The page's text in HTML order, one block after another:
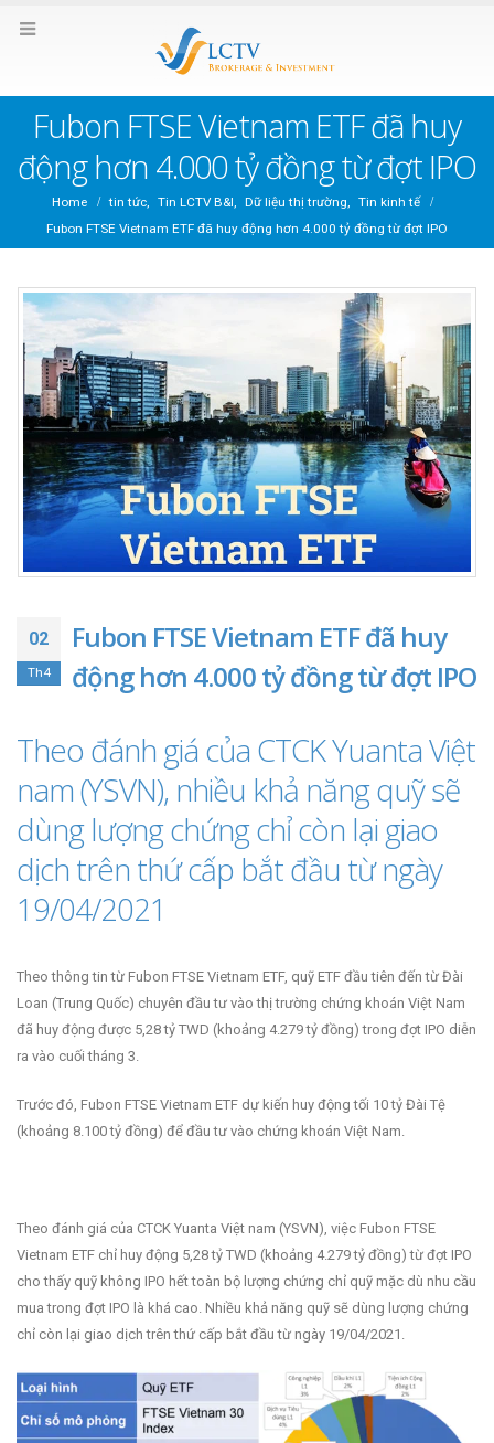
Fubon FTSE Vietnam ETF đã huy
động hơn 4.000 tỷ đồng từ đợt IPO
Home tin tức Tin LCTV B&I Dữ liệu thị trường
Tin kinh tế
Fubon FTSE Vietnam ETF đã huy động hơn 4.000 tỷ đồng từ đợt IPO
02
Th4
Fubon FTSE Vietnam ETF đã huy
động hơn 4.000 tỷ đồng từ đợt IPO
Theo đánh giá của CTCK Yuanta Việt
nam (YSVN), nhiều khả năng quỹ sẽ
dùng lượng chứng chỉ còn lại giao
dịch trên thứ cấp bắt đầu từ ngày
19/04/2021
Theo thông tin từ Fubon FTSE Vietnam ETF, quỹ ETF đầu tiên đến từ Đài
Loan (Trung Quốc) chuyên đầu tư vào thị trường chứng khoán Việt Nam
đã huy động được 5,28 tỷ TWD (khoảng 4.279 tỷ đồng) trong đợt IPO diễn
ra vào cuối tháng 3.
Trước đó, Fubon FTSE Vietnam ETF dự kiến huy động tối 10 tỷ Đài Tệ
(khoảng 8.100 tỷ đồng) để đầu tư vào chứng khoán Việt Nam.
Theo đánh giá của CTCK Yuanta Việt nam (YSVN), việc Fubon FTSE
Vietnam ETF chỉ huy động 5,28 tỷ TWD (khoảng 4.279 tỷ đồng) từ đợt IPO
cho thấy quỹ không IPO hết toàn bộ lượng chứng chỉ quỹ mặc dù nhu cầu
mua trong đợt IPO là khá cao. Nhiều khả năng quỹ sẽ dùng lượng chứng
chỉ còn lại giao dịch trên thứ cấp bắt đầu từ ngày 19/04/2021.